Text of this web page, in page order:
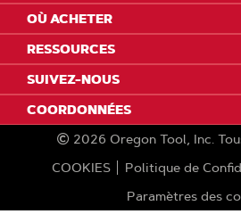
OÙ ACHETER
RESSOURCES
SUIVEZ-NOUS
COORDONNÉES
2026 Oregon Tool, Inc.
COOKIES
Politique de
Paramètres des